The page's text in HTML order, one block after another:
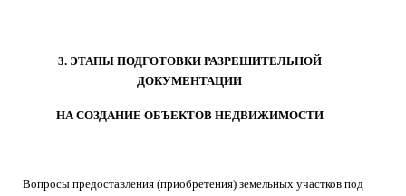
3. ЭТАПЫ ПОДГОТОВКИ РАЗРЕШИТЕЛЬНОЙ
ДОКУМЕНТАЦИИ
НА СОЗДАНИЕ ОБЪЕКТОВ НЕДВИЖИМОСТИ
Вопросы предоставления (приобретения) земельных участков под